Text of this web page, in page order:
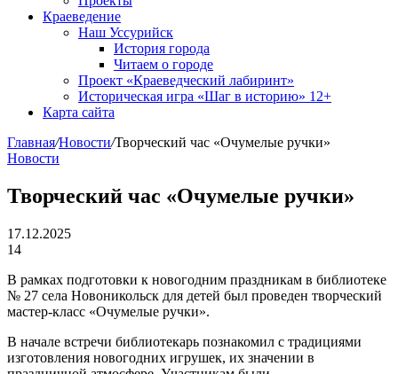
Краеведение
Наш Уссурийск
История города
Читаем о городе
Проект «Краеведческий лабиринт»
Историческая игра «Шаг в историю» 12+
Карта сайта
Главная/Новости/Творческий час «Очумелые ручки»
Новости
Творческий час «Очумелые ручки»
17.12.2025
14
В рамках подготовки к новогодним праздникам в библиотеке
№ 27 села Новоникольск для детей был проведен творческий
мастер-класс «Очумелые ручки».
В начале встречи библиотекарь познакомил с традициями
изготовления новогодних игрушек, их значении в